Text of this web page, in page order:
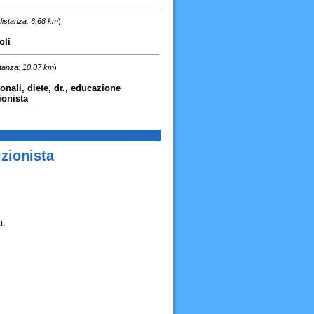
6,68 km)
10,07 km)
diete, dr., educazione